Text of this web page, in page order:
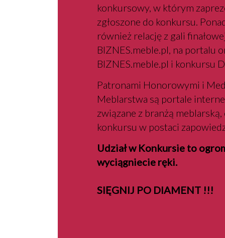
konkursowy, w którym
zgłoszone do konkursu.
również relację z gali
BIZNES.meble.pl, na portalu
BIZNES.meble.pl i konkursu
Patronami Honorowymi i
Meblarstwa są portale
związane z branżą
konkursu w postaci
Udział w Konkursie to
wyciągniecie ręki.
SIĘGNIJ PO DIAMENT !!!